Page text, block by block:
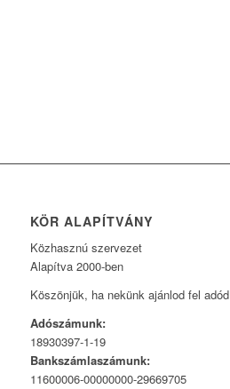
KÖR ALAPÍTVÁNY
Közhasznú szervezet
Alapítva 2000-ben
Köszönjük, ha nekünk ajánlod fel adód
Adószámunk:
18930397-1-19
Bankszámlaszámunk:
11600006-00000000-29669705